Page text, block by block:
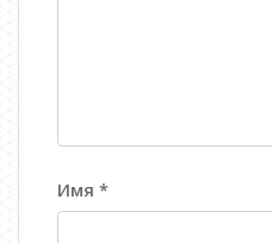
Имя *